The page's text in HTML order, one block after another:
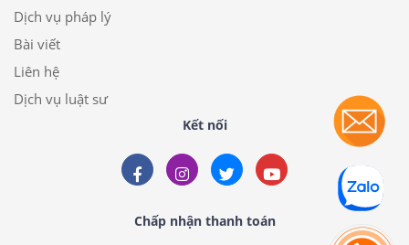
Dịch vụ pháp lý
Bài viết
Liên hệ
Dịch vụ luật sư
Kết nối
Chấp nhận thanh toán